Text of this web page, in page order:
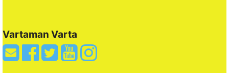
Vartaman Varta